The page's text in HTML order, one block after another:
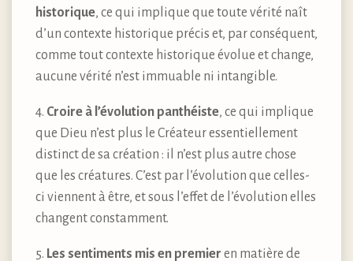
historique, ce qui implique que toute vérité naît
d’un contexte historique précis et, par conséquent,
comme tout contexte historique évolue et change,
aucune vérité n’est immuable ni intangible.
4. Croire à l’évolution panthéiste, ce qui implique
que Dieu n’est plus le Créateur essentiellement
distinct de sa création : il n’est plus autre chose
que les créatures. C’est par l’évolution que celles-
ci viennent à être, et sous l’effet de l’évolution elles
changent constamment.
5. Les sentiments mis en premier en matière de